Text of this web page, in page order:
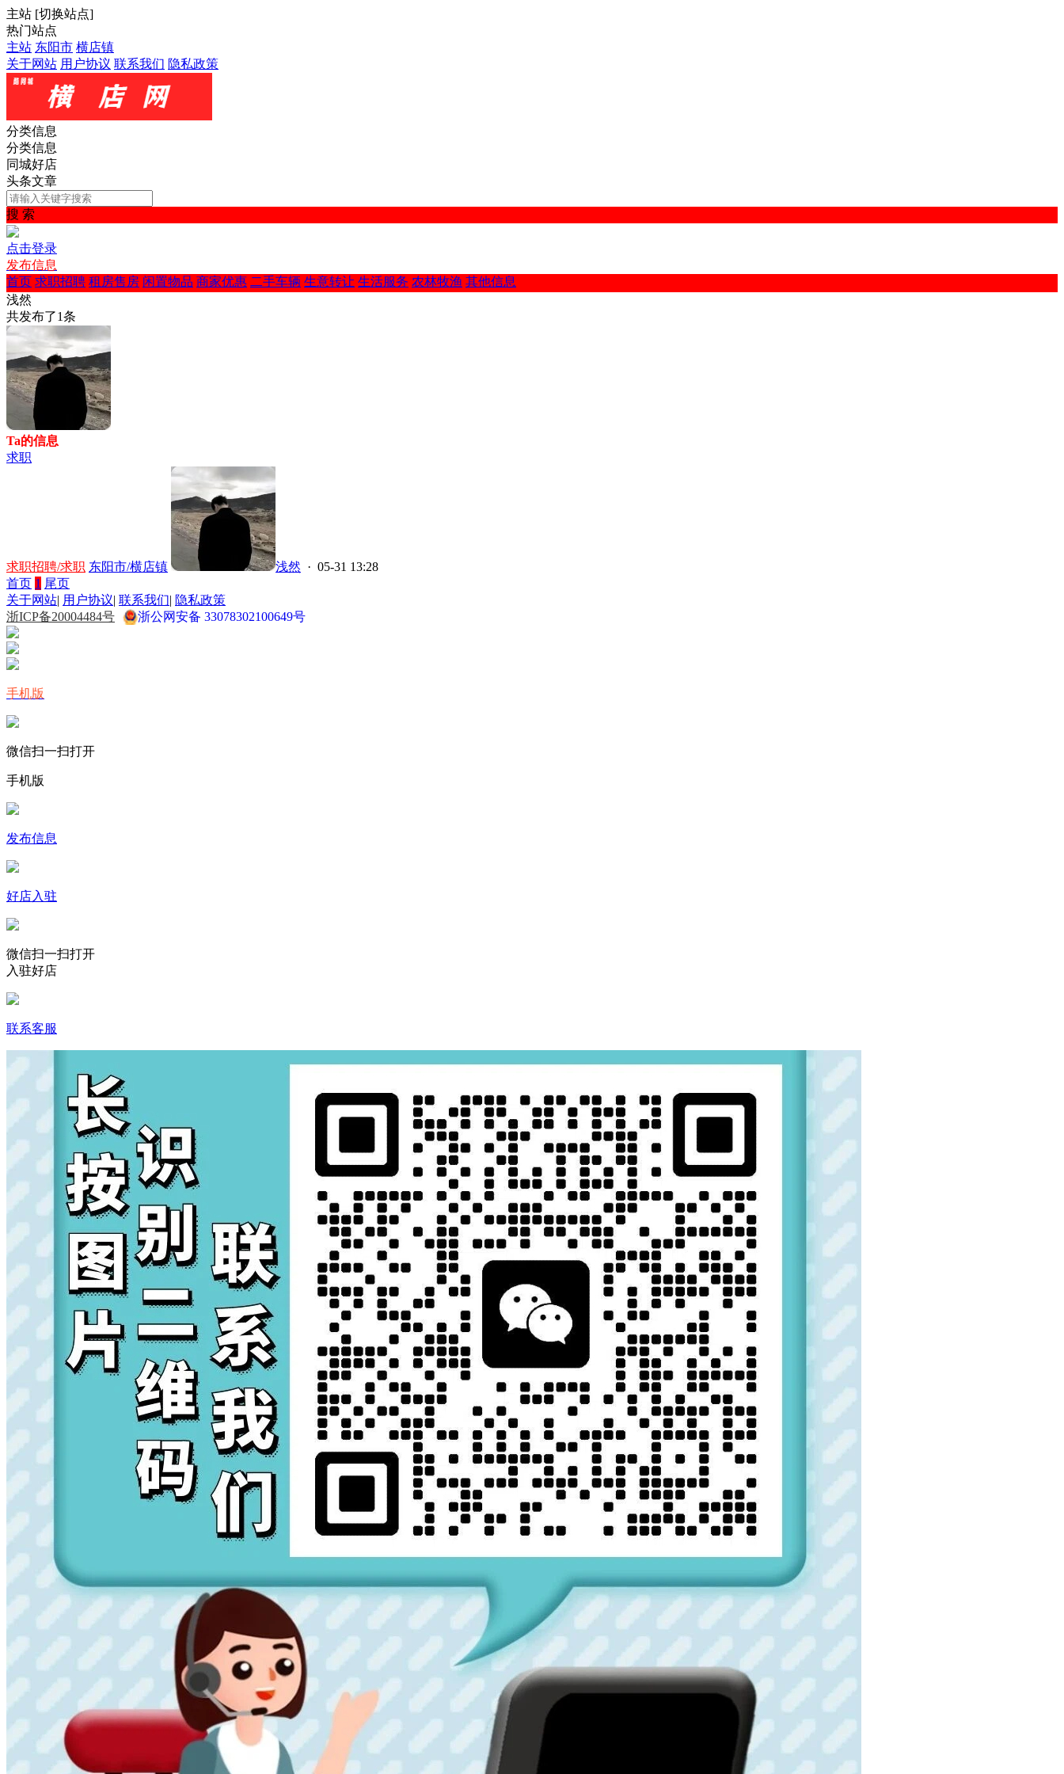
主站 [切换站点]
热门站点
主站 东阳市 横店镇
关于网站 用户协议 联系我们 隐私政策
分类信息
分类信息
同城好店
头条文章
搜 索
点击登录
发布信息
首页 求职招聘 租房售房 闲置物品 商家优惠 二手车辆 生意转让 生活服务 农林牧渔 其他信息
浅然
共发布了1条
Ta的信息
求职
求职招聘/求职 东阳市/横店镇 浅然 · 05-31 13:28
首页 1 尾页
关于网站| 用户协议| 联系我们| 隐私政策
浙ICP备20004484号
浙公网安备 33078302100649号
手机版
微信扫一扫打开
手机版
发布信息
好店入驻
微信扫一扫打开
入驻好店
联系客服